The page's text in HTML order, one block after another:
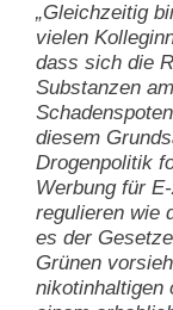
„Gleichzeitig
vielen
dass sich die
Substanzen
diesem
Drogenpolitik
Werbung für
regulieren wie
es der
Grünen
nikotinhaltigen